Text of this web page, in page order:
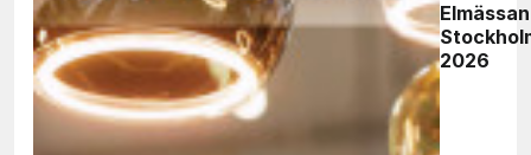
Elmässan
2026